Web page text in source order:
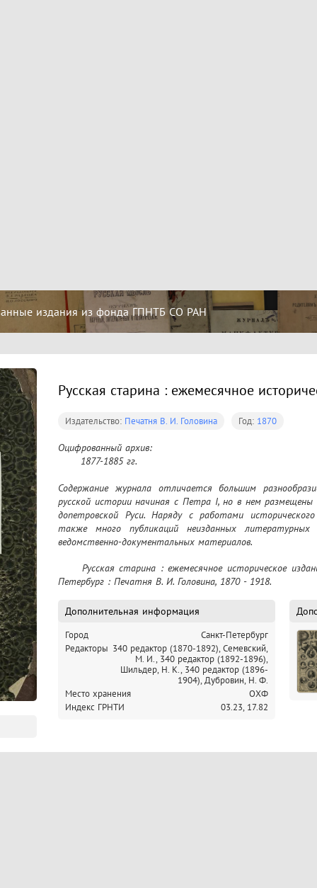
издания из фонда ГПНТБ СО РАН
Русская старина : ежемесячное
Издательство: Печатня В. И. Головина Год: 1870
Оцифрованный архив:
Содержание журнала отличается большим
русской истории начиная с Петра I, но в нем размещены
допетровской Руси. Наряду с работами
также много публикаций неизданных
ведомственно-документальных материалов.
Петербург : Печатня В. И. Головина, 1870 - 1918.
Дополнительная информация
Город
Санкт-Петербург
Редакторы 340 редактор (1870-1892), Семевский,
М. И., 340 редактор (1892-1896),
Шильдер, Н. К., 340 редактор (1896-
1904), Дубровин, Н. Ф.
Место хранения
ОХФ
Индекс ГРНТИ
03.23, 17.82